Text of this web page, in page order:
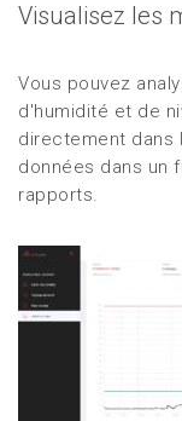
Visualisez les
Vous pouvez
d'humidité et de
directement dans
données dans un
rapports.